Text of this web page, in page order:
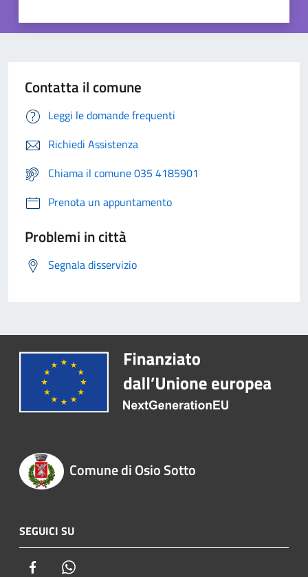
Contatta il comune
Leggi le domande frequenti
Richiedi Assistenza
Chiama il comune 035 4185901
Prenota un appuntamento
Problemi in città
Segnala disservizio
Comune di Osio Sotto
SEGUICI SU
Facebook